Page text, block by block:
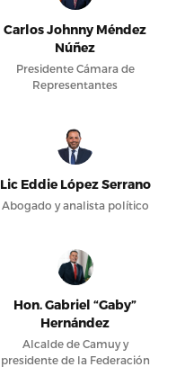
Carlos Johnny Méndez
Núñez
Presidente Cámara de
Representantes
Lic Eddie López Serrano
Abogado y analista político
Hon. Gabriel “Gaby”
Hernández
Alcalde de Camuy y
presidente de la Federación